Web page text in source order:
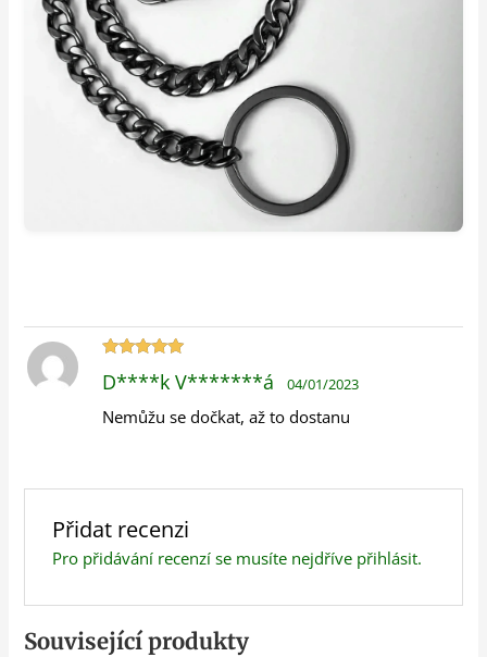
5z 5
D****k V*******á 04/01/2023
Nemůžu se dočkat, až to dostanu
Přidat recenzi
Pro přidávání recenzí se musíte nejdříve přihlásit.
Související produkty